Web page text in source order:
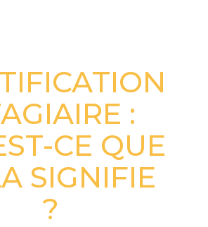
:
CE QUE
SIGNIFIE
?